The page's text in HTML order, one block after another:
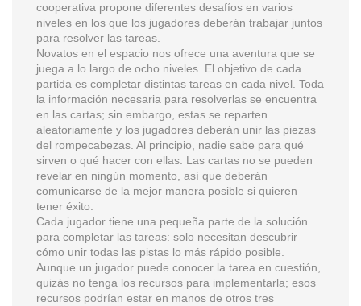
cooperativa propone diferentes desafíos en varios
niveles en los que los jugadores deberán trabajar juntos
para resolver las tareas.
Novatos en el espacio nos ofrece una aventura que se
juega a lo largo de ocho niveles. El objetivo de cada
partida es completar distintas tareas en cada nivel. Toda
la información necesaria para resolverlas se encuentra
en las cartas; sin embargo, estas se reparten
aleatoriamente y los jugadores deberán unir las piezas
del rompecabezas. Al principio, nadie sabe para qué
sirven o qué hacer con ellas. Las cartas no se pueden
revelar en ningún momento, así que deberán
comunicarse de la mejor manera posible si quieren
tener éxito.
Cada jugador tiene una pequeña parte de la solución
para completar las tareas: solo necesitan descubrir
cómo unir todas las pistas lo más rápido posible.
Aunque un jugador puede conocer la tarea en cuestión,
quizás no tenga los recursos para implementarla; esos
recursos podrían estar en manos de otros tres